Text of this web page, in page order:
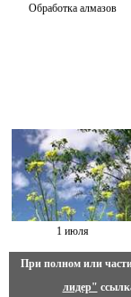
Обработка алмазов
1 июля
При полном или
лидер"